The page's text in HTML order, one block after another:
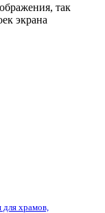
так
экрана
для храмов,